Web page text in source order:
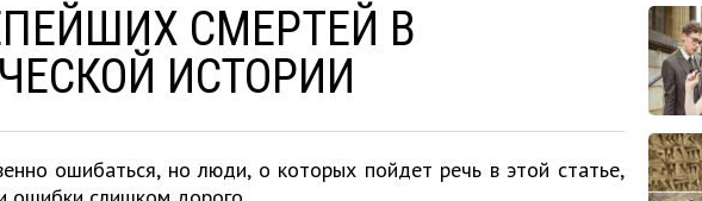
СМЕРТЕЙ В
ИСТОРИИ
ошибаться, но люди, о которых пойдет речь в этой статье,